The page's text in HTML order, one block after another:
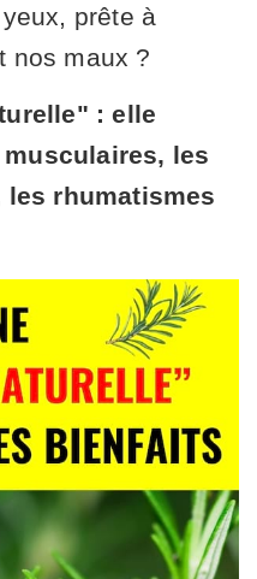
prête à
nos maux ?
: elle
les
rhumatismes